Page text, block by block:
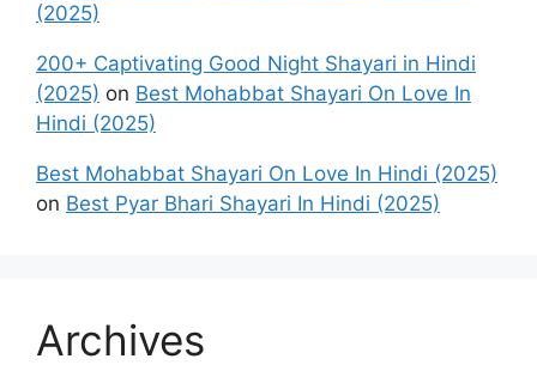
(2025)
200+ Captivating Good Night Shayari in Hindi
(2025) on Best Mohabbat Shayari On Love In
Hindi (2025)
Best Mohabbat Shayari On Love In Hindi (2025)
on Best Pyar Bhari Shayari In Hindi (2025)
Archives